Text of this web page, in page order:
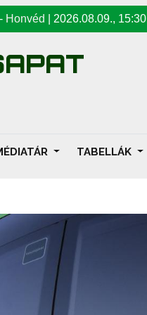
- Honvéd 2026.08.09., 15:30
TABELLÁK